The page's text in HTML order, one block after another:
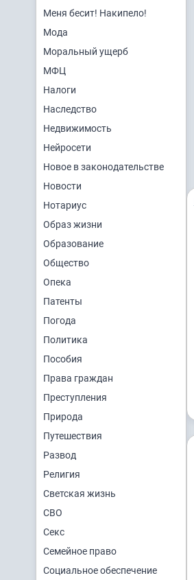
Меня бесит! Накипело!
Мода
Моральный ущерб
МФЦ
Налоги
Наследство
Недвижимость
Нейросети
Новое в законодательстве
Новости
Нотариус
Образ жизни
Образование
Общество
Опека
Патенты
Погода
Политика
Пособия
Права граждан
Преступления
Природа
Путешествия
Развод
Религия
Светская жизнь
СВО
Секс
Семейное право
Социальное обеспечение